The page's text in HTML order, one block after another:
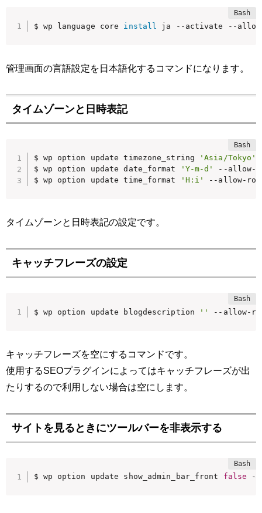
$ wp language core install ja --activate --
管理画面の言語設定を日本語化するコマンドになります。
タイムゾーンと日時表記
$ wp option update timezone_string 'Asia/Tokyo'
$ wp option update date_format
'Y-m-d'
--allow-
$ wp option update time_format
'H:i' --allow-
タイムゾーンと日時表記の設定です。
キャッチフレーズの設定
$ wp option update blogdescription '' --allow-
キャッチフレーズを空にするコマンドです。
使用するSEOプラグインによってはキャッチフレーズが出
たりするので利用しない場合は空にします。
サイトを見るときにツールバーを非表示する
$ wp option update show_admin_bar_front false --